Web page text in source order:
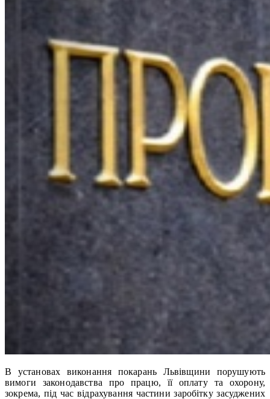
В установах виконання покарань Львівщини порушують
вимоги законодавства про працю, її оплату та охорону,
зокрема, під час відрахування частини заробітку засуджених